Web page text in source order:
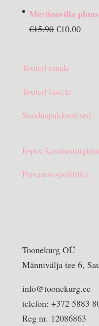
on:
Meriinovilla pluus
€15.90 Algne
€15.90.
€10.00
Tooted emale
Tooted lastele
Sooduspakkumised
E-poe
Privaatsuspoliitika
Toonekurg OÜ
Männivälja tee 6,
info@toonekurg.ee
telefon: +372 5883
Reg nr. 12086863